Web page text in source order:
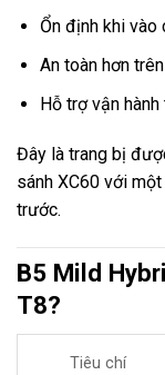
Ổn định khi vào
An toàn hơn
Hỗ trợ vận
Đây là trang bị
sánh XC60 với
trước.
B5 Mild
T8?
Tiêu chí